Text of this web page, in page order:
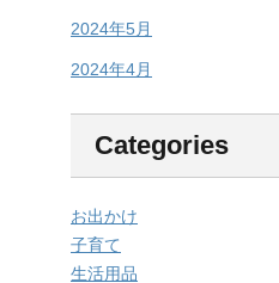
2024年5月
2024年4月
Categories
お出かけ
子育て
生活用品